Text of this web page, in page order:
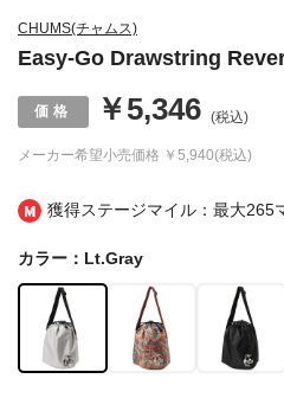
獲得ステージマイル：最大265
CHUMS(チャムス)
Easy-Go Drawstring
メーカー希望小売価格 ￥5,940(税込)
￥5,346 (税込)
カラー：Lt.Gray